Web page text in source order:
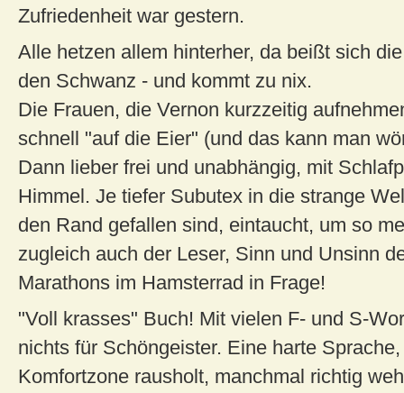
Zufriedenheit war gestern.
Alle hetzen allem hinterher, da beißt sich
den Schwanz - und kommt zu nix.
Die Frauen, die Vernon kurzzeitig
schnell "auf die Eier" (und das kann man
Dann lieber frei und unabhängig, mit
Himmel. Je tiefer Subutex in die strange
den Rand gefallen sind, eintaucht, um so
zugleich auch der Leser, Sinn und Unsinn
Marathons im Hamsterrad in Frage!
"Voll krasses" Buch! Mit vielen F- und S-
nichts für Schöngeister. Eine harte
Komfortzone rausholt, manchmal richtig